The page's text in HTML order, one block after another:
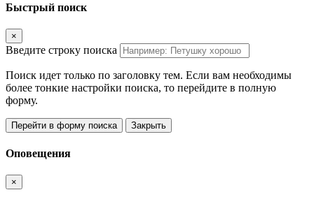
Быстрый поиск
×
Введите строку поиска
Поиск идет только по заголовку тем. Если вам необходимы
более тонкие настройки поиска, то перейдите в полную
форму.
Перейти в форму поиска Закрыть
Оповещения
×